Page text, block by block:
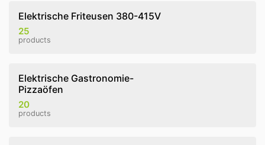
Elektrische Friteusen 380-415V
25
products
Elektrische Gastronomie-
Pizzaöfen
20
products